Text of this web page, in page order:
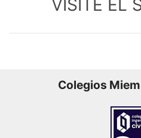
VISITE EL
Colegios